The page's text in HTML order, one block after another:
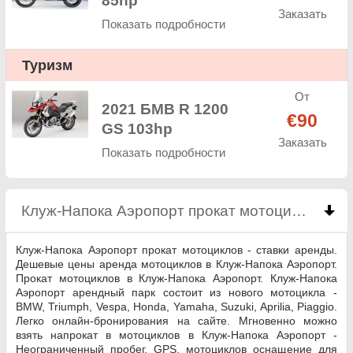
Показать подробности
Заказать
Туризм
2021 БМВ R 1200
GS 103hp
Показать подробности
От
€90
Заказать
Клуж-Напока Аэропорт прокат мотоциклов
Клуж-Напока Аэропорт прокат мотоциклов - ставки аренды.
Дешевые цены аренда мотоциклов в Клуж-Напока Аэропорт.
Прокат мотоциклов в Клуж-Напока Аэропорт. Клуж-Напока
Аэропорт арендный парк состоит из нового мотоцикла -
BMW, Triumph, Vespa, Honda, Yamaha, Suzuki, Aprilia, Piaggio.
Легко онлайн-бронирования на сайте. Мгновенно можно
взять напрокат в мотоциклов в Клуж-Напока Аэропорт -
Неограниченный пробег, GPS, мотоциклов оснащение для